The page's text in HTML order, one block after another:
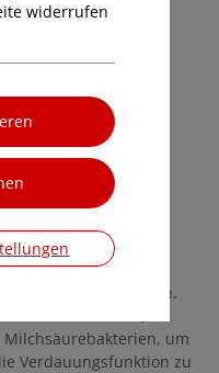
für Ihr Wohlbefinden.
Pfefferminzöl,
um
Verdauungsfunktion zu
widerrufen